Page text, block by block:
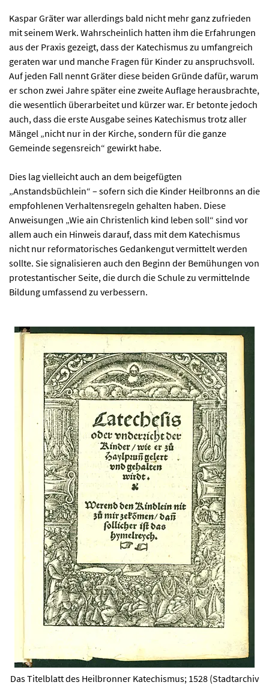
Kaspar Gräter war allerdings bald nicht mehr ganz zufrieden
mit seinem Werk. Wahrscheinlich hatten ihm die Erfahrungen
aus der Praxis gezeigt, dass der Katechismus zu umfangreich
geraten war und manche Fragen für Kinder zu anspruchsvoll.
Auf jeden Fall nennt Gräter diese beiden Gründe dafür, warum
er schon zwei Jahre später eine zweite Auflage herausbrachte,
die wesentlich überarbeitet und kürzer war. Er betonte jedoch
auch, dass die erste Ausgabe seines Katechismus trotz aller
Mängel „nicht nur in der Kirche, sondern für die ganze
Gemeinde segensreich“ gewirkt habe.
Dies lag vielleicht auch an dem beigefügten
„Anstandsbüchlein“ – sofern sich die Kinder Heilbronns an die
empfohlenen Verhaltensregeln gehalten haben. Diese
Anweisungen „Wie ain Christenlich kind leben soll“ sind vor
allem auch ein Hinweis darauf, dass mit dem Katechismus
nicht nur reformatorisches Gedankengut vermittelt werden
sollte. Sie signalisieren auch den Beginn der Bemühungen von
protestantischer Seite, die durch die Schule zu vermittelnde
Bildung umfassend zu verbessern.
Das Titelblatt des Heilbronner Katechismus; 1528 (Stadtarchiv